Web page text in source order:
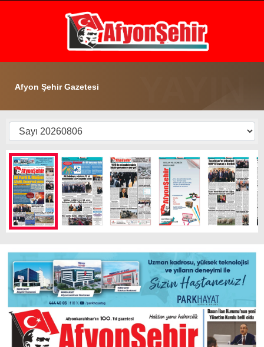
WhatsApp İhbar Hattı
Facebook
31.6 °
AFYON
EKONOMİ
POLİTİKA
SPOR
SAĞLIK
İLÇE
DIĞER
ÇEVRE
RESMI İLANLAR
Afyon Şehir Gazetesi